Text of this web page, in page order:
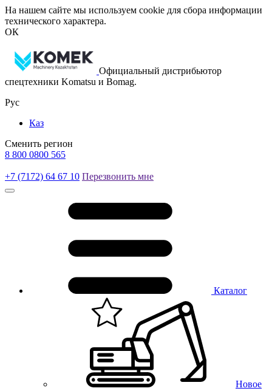
На нашем сайте мы используем cookie для сбора информации
технического характера.
ОК
Официальный дистрибьютор
спецтехники Komatsu и Bomag.
Рус
Каз
Сменить регион
8 800 0800 565
+7 (7172) 64 67 10 Перезвонить мне
Каталог
Новое